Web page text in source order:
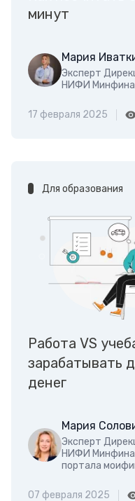
минут
Мария
Эксперт
НИФИ Минфина
17 февраля 2025
Для образования
Работа VS
зарабатывать
денег
Мария
Эксперт
НИФИ Минфина
портала
07 февраля 2025